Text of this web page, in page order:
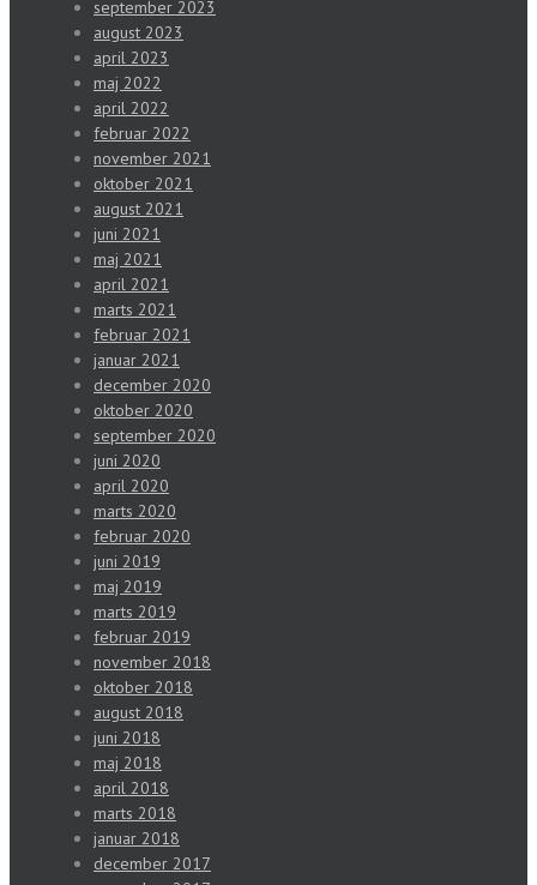
september 2023
august 2023
april 2023
maj 2022
april 2022
februar 2022
november 2021
oktober 2021
august 2021
juni 2021
maj 2021
april 2021
marts 2021
februar 2021
januar 2021
december 2020
oktober 2020
september 2020
juni 2020
april 2020
marts 2020
februar 2020
juni 2019
maj 2019
marts 2019
februar 2019
november 2018
oktober 2018
august 2018
juni 2018
maj 2018
april 2018
marts 2018
januar 2018
december 2017